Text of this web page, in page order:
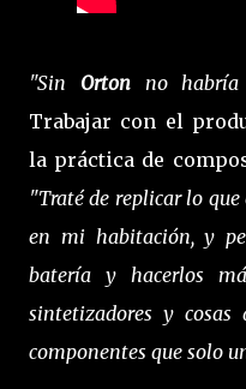
"Sin Orton no
Trabajar con el
la práctica de
"Traté de replicar lo
en mi habitación, y
batería y hacerlos
sintetizadores y
componentes que solo